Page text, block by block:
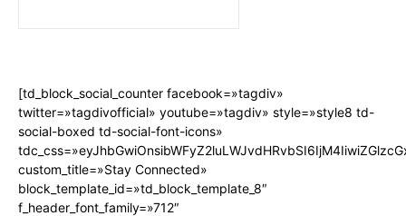
[td_block_social_counter facebook=»tagdiv»
twitter=»tagdivofficial» youtube=»tagdiv» style=»style8 td-
social-boxed td-social-font-icons»
custom_title=»Stay Connected»
block_template_id=»td_block_template_8″
f_header_font_family=»712″